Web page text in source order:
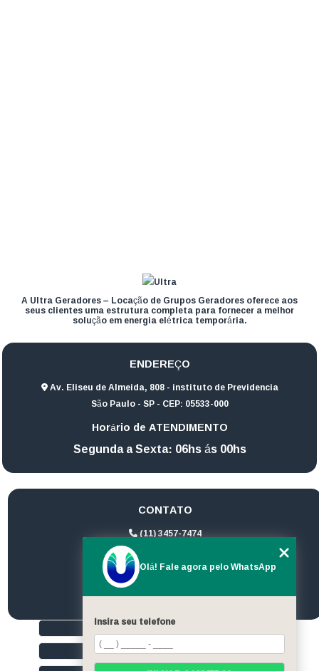
A Ultra Geradores – Locação de Grupos Geradores oferece aos
seus clientes uma estrutura completa para fornecer a melhor
solução em energia elétrica temporária.
ENDEREÇO
Av. Eliseu de Almeida, 808 - instituto de Previdencia
São Paulo - SP - CEP: 05533-000
Horário de ATENDIMENTO
Segunda a Sexta: 06hs ás 00hs
CONTATO
(11) 3457-7474
(11) 94172-1974
contato@ultrageradores.com
HOME
QUEM SOMOS
Olá! Fale agora pelo WhatsApp
Insira seu telefone